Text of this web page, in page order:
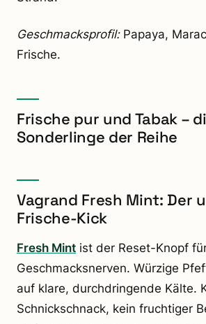
Geschmacksprofil:Papaya,
Frische.
Frische pur und Tabak –
Sonderlinge der Reihe
Vagrand Fresh Mint: Der
Frische-Kick
Fresh Mint ist der Reset-Knopf
Geschmacksnerven. Würzige
auf klare, durchdringende Kälte.
Schnickschnack, kein fruchtiger